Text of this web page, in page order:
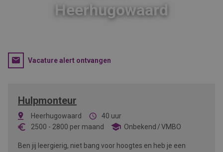
Heerhugowaard
Vacature alert ontvangen
Hulpmonteur
Heerhugowaard
40 uur
2500 - 2800 per maand Onbekend VMBO
Ben jij leergierig, niet bang voor hoogtes en heb je een